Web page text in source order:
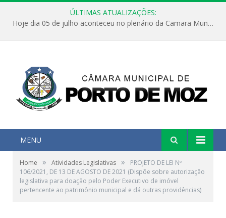
ÚLTIMAS ATUALIZAÇÕES:
Hoje dia 05 de julho aconteceu no plenário da Camara Municipal de Porto de Moz a Sessão Solene de Abertura dos Trabalhos Legislativos 2º Período da 23ª Legislatura
MENU
Home » Atividades Legislativas »
PROJETO DE LEI Nº
106/2021, DE 13 DE AGOSTO DE 2021 (Dispõe sobre autorização
legislativa para doação pelo Poder Executivo de imóvel
pertencente ao patrimônio municipal e dá outras providências)